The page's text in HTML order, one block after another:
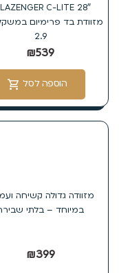
מזוודת בד פרימיום
2.9
₪539
הוספה לסל
מזוודה גדולה קשיחה
במיוחד – בלתי
₪399